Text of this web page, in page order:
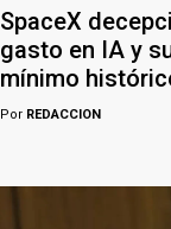
SpaceX
gasto en IA y
mínimo
Por REDACCION